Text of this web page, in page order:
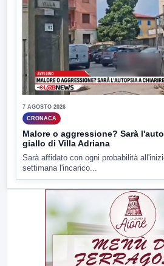
7 AGOSTO 2026
CRONACA
Malore o aggressione? Sarà
giallo di Villa Adriana
Sarà affidato con ogni probabilità
settimana l'incarico...